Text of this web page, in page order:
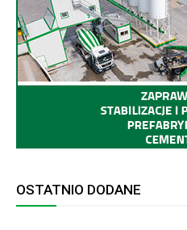
OSTATNIO DODANE